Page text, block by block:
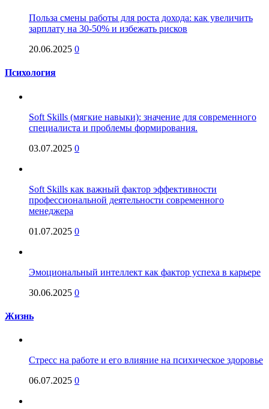
Польза смены работы для роста дохода: как увеличить
зарплату на 30-50% и избежать рисков
20.06.2025 0
Психология
Soft Skills (мягкие навыки): значение для современного
специалиста и проблемы формирования.
03.07.2025 0
Soft Skills как важный фактор эффективности
профессиональной деятельности современного
менеджера
01.07.2025 0
Эмоциональный интеллект как фактор успеха в карьере
30.06.2025 0
Жизнь
Стресс на работе и его влияние на психическое здоровье
06.07.2025 0